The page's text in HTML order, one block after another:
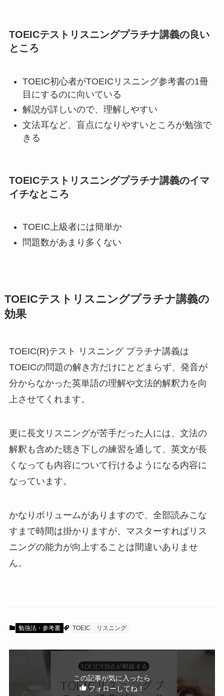
TOEICテストリスニングプラチナ講義の良い
ところ
TOEIC初心者がTOEICリスニング参考書の1冊
目にするのに向いている
解説が詳しいので、理解しやすい
文法耳など、盲点になりやすいところが勉強で
きる
TOEICテストリスニングプラチナ講義のイマ
イチなところ
TOEIC上級者には簡単か
問題数があまり多くない
TOEICテストリスニングプラチナ講義の
効果
TOEIC(R)テスト リスニング プラチナ講義は
TOEICの問題の解き方だけにとどまらず、発音が
分からなかった英単語の理解や文法的解釈力を向
上させてくれます。
更に長文リスニングが苦手だった人には、文法の
解釈も含めた聴き下しの練習を通して、英文が長
くなっても内容について行けるようになる内容に
なっています。
かなりボリュームがありますので、全部読みこな
すまで時間は掛かりますが、マスターすればリス
ニングの能力が向上することは間違いありませ
ん。
勉強法・参考書 TOEIC リスニング
この記事が気に入ったら
フォローしてね！